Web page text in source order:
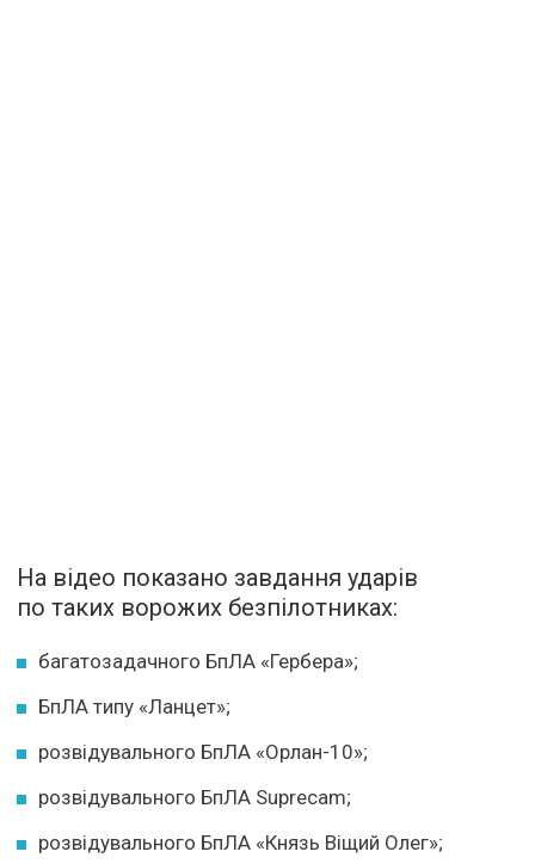
На відео показано завдання ударів
по таких ворожих безпілотниках:
багатозадачного БпЛА «Гербера»;
БпЛА типу «Ланцет»;
розвідувального БпЛА «Орлан-10»;
розвідувального БпЛА Suprecam;
розвідувального БпЛА «Князь Віщий Олег»;